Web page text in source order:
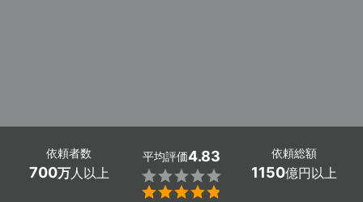
依頼者数
700万人以上
平均評価4.83


依頼総額
1150億円以上